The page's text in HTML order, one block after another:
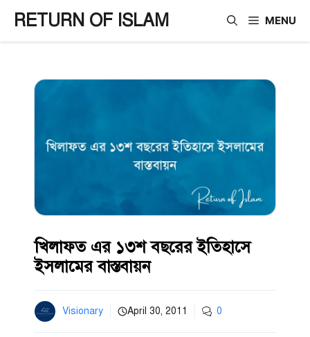
content
RETURN OF ISLAM MENU
খিলাফত এর ১৩শ বছরের ইতিহাসে
ইসলামের বাস্তবায়ন
Visionary April 30, 2011 0